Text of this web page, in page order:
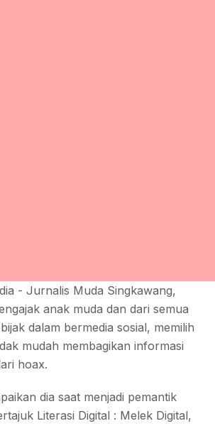
- Jurnalis Muda Singkawang,
anak muda dan dari semua
dalam bermedia sosial, memilih
mudah membagikan informasi
hoax.
dia saat menjadi pemantik
Literasi Digital : Melek Digital,